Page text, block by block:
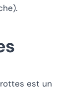
est un